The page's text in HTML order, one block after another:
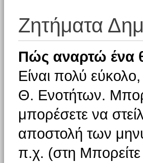
Ζητήματα
Πώς αναρτώ ένα
Είναι πολύ
Θ. Ενοτήτων.
μπορέσετε να
αποστολή των
π.χ. (στη